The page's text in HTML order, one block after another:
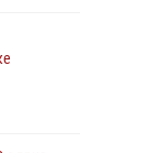
оружия